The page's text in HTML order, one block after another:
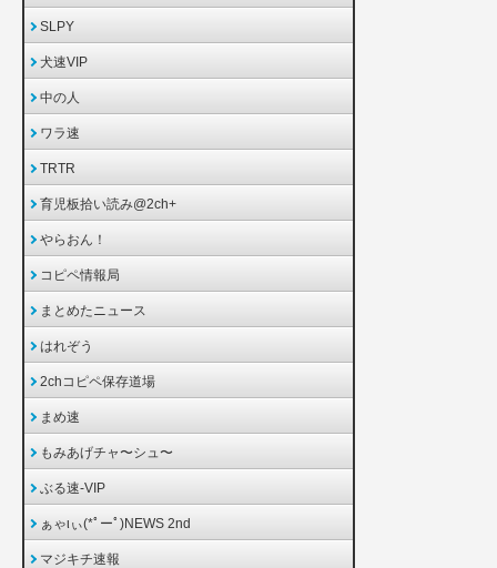
SLPY
犬速VIP
中の人
ワラ速
TRTR
育児板拾い読み@2ch+
やらおん！
コピペ情報局
まとめたニュース
はれぞう
2chコピペ保存道場
まめ速
もみあげチャ〜シュ〜
ぶる速-VIP
ぁゃιぃ(*ﾟーﾟ)NEWS 2nd
マジキチ速報